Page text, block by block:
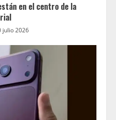
en el centro de la
julio 2026